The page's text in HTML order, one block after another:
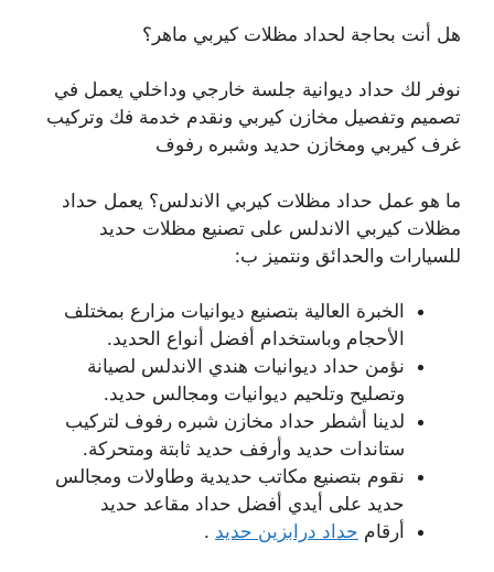
هل أنت بحاجة لحداد مظلات كيربي ماهر؟
نوفر لك حداد ديوانية جلسة خارجي وداخلي يعمل في
تصميم وتفصيل مخازن كيربي ونقدم خدمة فك وتركيب
غرف كيربي ومخازن حديد وشبره رفوف
ما هو عمل حداد مظلات كيربي الاندلس؟ يعمل حداد
مظلات كيربي الاندلس على تصنيع مظلات حديد
للسيارات والحدائق ونتميز ب:
الخبرة العالية بتصنيع ديوانيات مزارع بمختلف
الأحجام وباستخدام أفضل أنواع الحديد.
نؤمن حداد ديوانيات هندي الاندلس لصيانة
وتصليح وتلحيم ديوانيات ومجالس حديد.
لدينا أشطر حداد مخازن شبره رفوف لتركيب
ستاندات حديد وأرفف حديد ثابتة ومتحركة.
نقوم بتصنيع مكاتب حديدية وطاولات ومجالس
حديد على أيدي أفضل حداد مقاعد حديد
أرقام حداد درابزين حديد .